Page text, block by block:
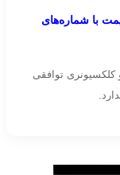
با شماره‌های
توافقی